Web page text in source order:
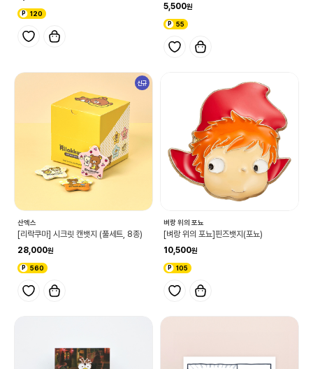
120
5,500
55
신규
산엑스
[리락쿠마] 시크릿 캔뱃지 (풀세트, 8종)
28,000
560
벼랑 위의 포뇨
[벼랑 위의 포뇨]핀즈뱃지(포뇨)
10,500
105